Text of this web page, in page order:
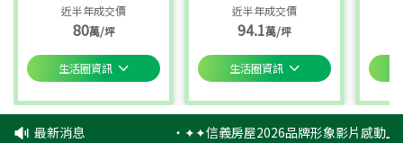
近半年成交價
80萬/坪
生活圈資訊
近半年成交價
94.1萬/坪
生活圈資訊
最新消息 ‧✦✦信義房屋2026品牌形象影片感動上